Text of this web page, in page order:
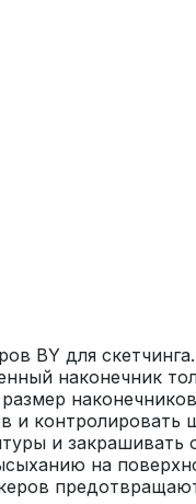
BY для
наконечник
и контролировать
и закрашивать
на